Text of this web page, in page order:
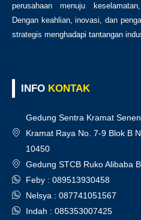
perusahaan menuju
Dengan keahlian, inovasi, dan
strategis menghadapi tantangan
INFO KONTAK
Gedung Sentra Kramat
Kramat Raya No. 7-9 Blok B
10450
Gedung STCB Ruko Alibaba
Feby : 089513930458
Nelsya : 087741051567
Indah : 085353007425